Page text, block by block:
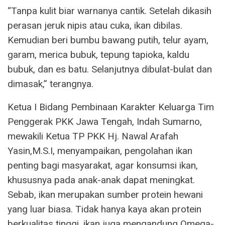
“Tanpa kulit biar warnanya cantik. Setelah dikasih
perasan jeruk nipis atau cuka, ikan dibilas.
Kemudian beri bumbu bawang putih, telur ayam,
garam, merica bubuk, tepung tapioka, kaldu
bubuk, dan es batu. Selanjutnya dibulat-bulat dan
dimasak,” terangnya.
Ketua I Bidang Pembinaan Karakter Keluarga Tim
Penggerak PKK Jawa Tengah, Indah Sumarno,
mewakili Ketua TP PKK Hj. Nawal Arafah
Yasin,M.S.I, menyampaikan, pengolahan ikan
penting bagi masyarakat, agar konsumsi ikan,
khususnya pada anak-anak dapat meningkat.
Sebab, ikan merupakan sumber protein hewani
yang luar biasa. Tidak hanya kaya akan protein